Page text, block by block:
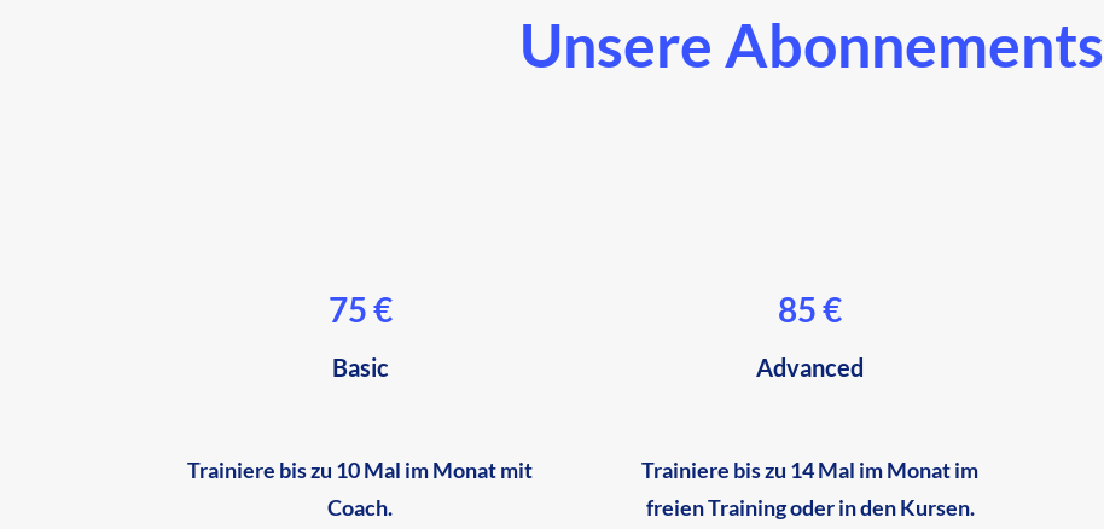
Unsere Abonnements
75 €
Basic
Trainiere bis zu 10 Mal im Monat mit
Coach.
85 €
Advanced
Trainiere bis zu 14 Mal im Monat im
freien Training oder in den Kursen.